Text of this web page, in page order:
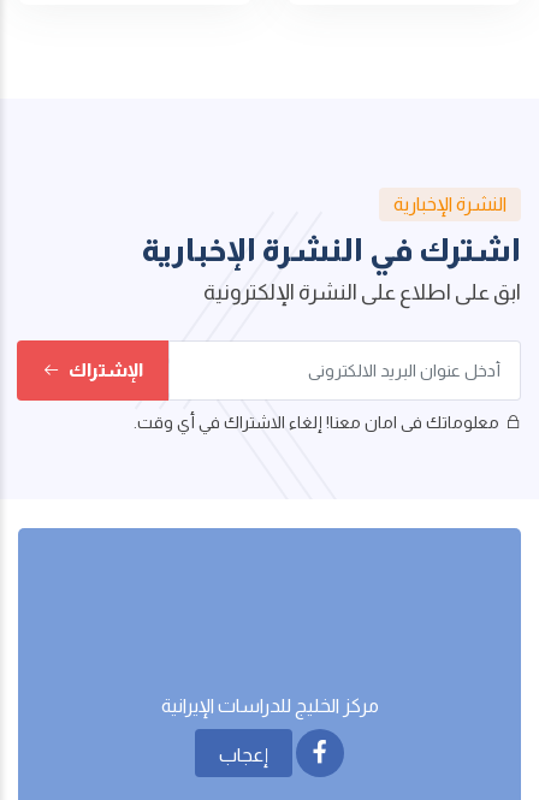
النشرة الإخبارية
اشترك في النشرة الإخبارية
ابق على اطلاع على النشرة الإلكترونية
الإشتراك
معلوماتك فى امان معنا! إلغاء الاشتراك في أي وقت.
مركز الخليج للدراسات اﻹيرانية
إعجاب